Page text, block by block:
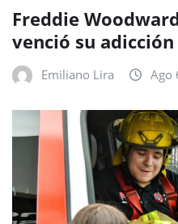
Freddie
venció su
Emiliano Lira Ago